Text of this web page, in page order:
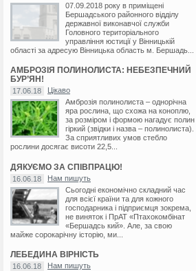
07.09.2018 року в приміщені
Бершадського районного відділу
державної виконавчої служби
Головного територіального
управління юстиції у Вінницькій
області за адресую Вінницька область м. Бершадь...
АМБРОЗІЯ ПОЛИНОЛИСТА: НЕБЕЗПЕЧНИЙ
БУР’ЯН!
17.06.18
Цікаво
Амброзія полинолиста – однорічна
яра рослина, що схожа на коноплю,
за розміром і формою нагадує полин
гіркий (звідки і назва – полинолиста).
За сприятливих умов стебло
рослини досягає висоти 22,5...
ДЯКУЄМО ЗА СПІВПРАЦЮ!
16.06.18
Нам пишуть
Сьогодні економічно складний час
для всієї країни та для кожного
господарника і підприємця зокрема,
не виняток і ПрАТ «Птахокомбінат
«Бершадсь кий». Але, за свою
майже сорокарічну історію, ми...
ЛЕБЕДИНА ВІРНІСТЬ
16.06.18
Нам пишуть